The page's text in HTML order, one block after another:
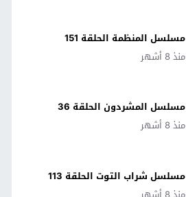
مسلسل المنظمة الحلقة 151
منذ 8 أشهر
مسلسل المشردون الحلقة 36
منذ 8 أشهر
مسلسل شراب التوت الحلقة 113